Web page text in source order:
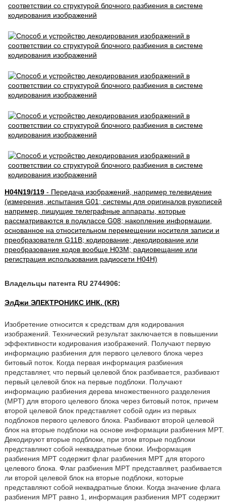
H04N19/119- Передача изображений, например телевидение
(измерения, испытания G01; системы для оригиналов рукописей
например, пишущие телеграфные аппараты, которые
рассматриваются в подклассе G08; накопление информации,
основанное на относительном перемещении носителя записи и
преобразователя G11B; кодирование; декодирование или
преобразование кодов вообще H03M; радиовещание или
регистрация использования радиосети H04H)
Владельцы патента RU 2744906:
ЭлДжи ЭЛЕКТРОНИКС ИНК. (KR)
Изобретение относится к средствам для кодирования
изображений. Технический результат заключается в повышении
эффективности кодирования изображений. Получают первую
информацию разбиения для первого целевого блока через
битовый поток. Когда первая информация разбиения
представляет, что первый целевой блок разбивается, разбивают
первый целевой блок на первые подблоки. Получают
информацию разбиения дерева множественного разделения
(MPT) для второго целевого блока через битовый поток, причем
второй целевой блок представляет собой один из первых
подблоков первого целевого блока. Разбивают второй целевой
блок на вторые подблоки на основе информации разбиения MPT.
Декодируют вторые подблоки, при этом вторые подблоки
представляют собой неквадратные блоки. Информация
разбиения MPT содержит флаг разбиения MPT для второго
целевого блока. Флаг разбиения MPT представляет, разбивается
ли второй целевой блок на вторые подблоки, которые
представляют собой неквадратные блоки. Когда значение флага
разбиения MPT равно 1, информация разбиения MPT содержит